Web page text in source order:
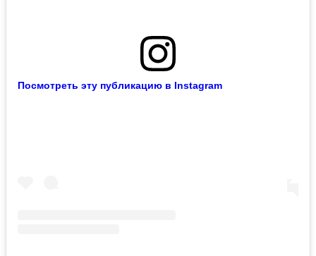
Посмотреть эту публикацию в Instagram